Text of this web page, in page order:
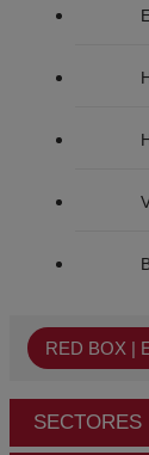
RED BOX |
SECTORES